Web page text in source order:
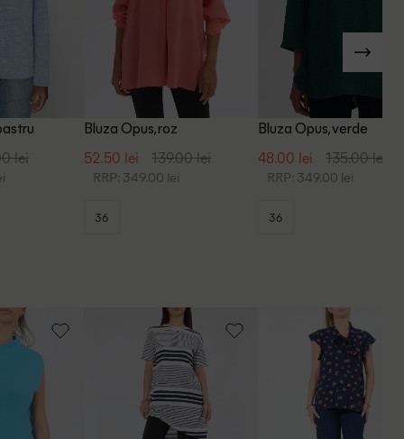
lei
Bluza Opus, roz
52.50 lei 139.00 lei
RRP: 349.00 lei
36
Bluza Opus, verde
48.00 lei 135.00 lei
RRP: 349.00 lei
36